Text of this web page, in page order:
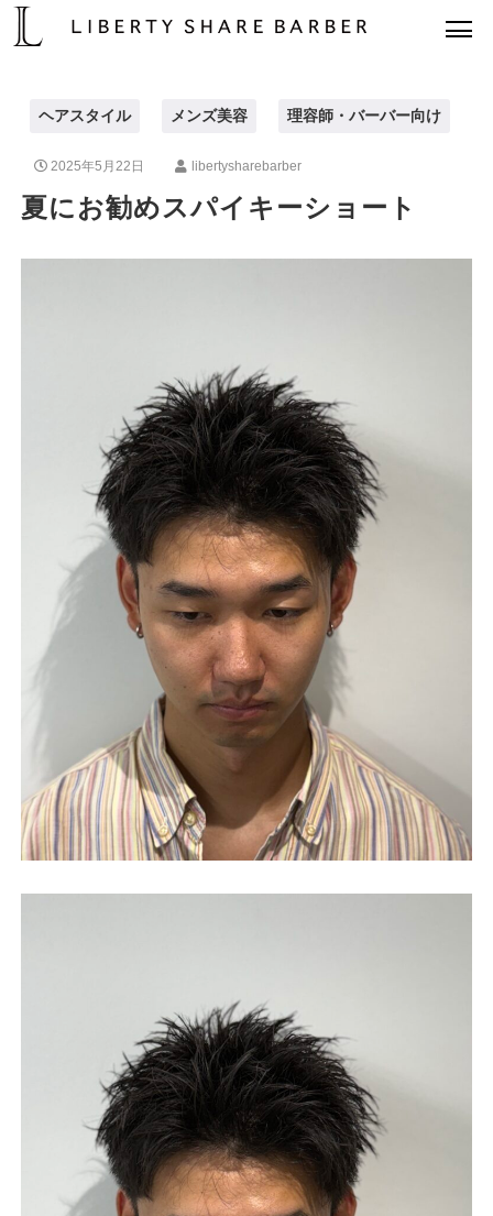
ヘアスタイル メンズ美容 理容師・バーバー向け
2025年5月22日 libertysharebarber
夏にお勧めスパイキーショート